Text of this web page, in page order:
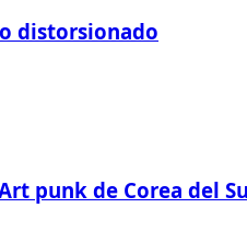
distorsionado
punk de Corea del